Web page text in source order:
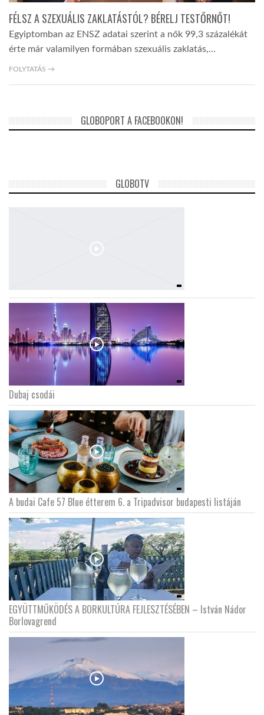
FÉLSZ A SZEXUÁLIS ZAKLATÁSTÓL? BÉRELJ TESTŐRNŐT!
Egyiptomban az ENSZ adatai szerint a nők 99,3 százalékát
érte már valamilyen formában szexuális zaklatás,…
FOLYTATÁS →
GLOBOPORT A FACEBOOKON!
GLOBOTV
Dubaj csodái
A budai Cafe 57 Blue étterem 6. a Tripadvisor budapesti listáján
EGYÜTTMŰKÖDÉS A BORKULTÚRA FEJLESZTÉSÉBEN – István Nádor
Borlovagrend